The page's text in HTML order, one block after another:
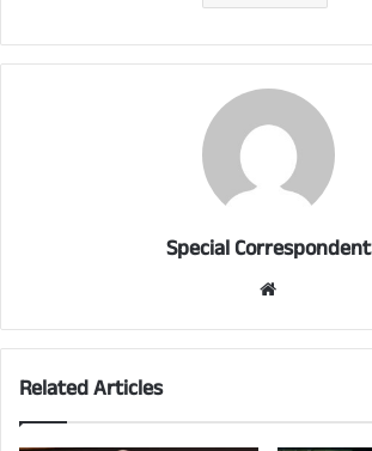
Special Correspondent
Related Articles